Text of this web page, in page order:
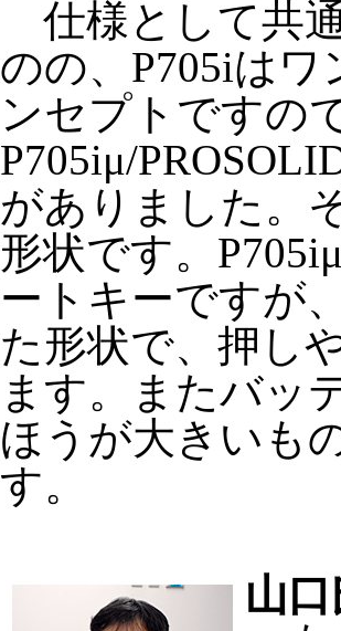
仕様として共
のの、P705iは
ンセプトですの
P705iμ/
がありました。
形状です。
ートキーですが
た形状で、押し
ます。またバッ
ほうが大きいも
す。
山